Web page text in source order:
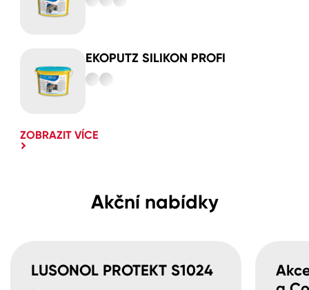
EKOPUTZ SILIKON PROFI
ZOBRAZIT VÍCE
Akční nabídky
LUSONOL PROTEKT S1024